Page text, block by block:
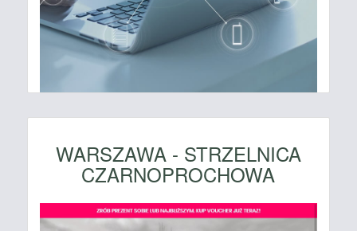
WARSZAWA - STRZELNICA
CZARNOPROCHOWA